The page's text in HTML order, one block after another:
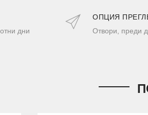
дни
ОПЦИЯ
Отвори, преди